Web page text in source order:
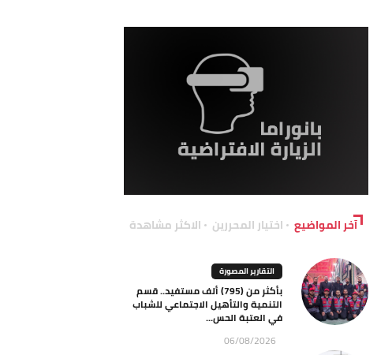
آخر المواضيع اختيار المحررين الاكثر مشاهدة
التقارير المصورة
بأكثر من (795) ألف مستفيد.. قسم
التنمية والتأهيل الاجتماعي للشباب
في العتبة الحس...
06/08/2026